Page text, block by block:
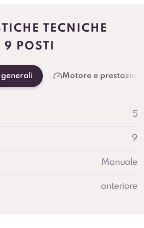
TECNICHE
POSTI
Motore e prestazioni
5
9
Manuale
anteriore